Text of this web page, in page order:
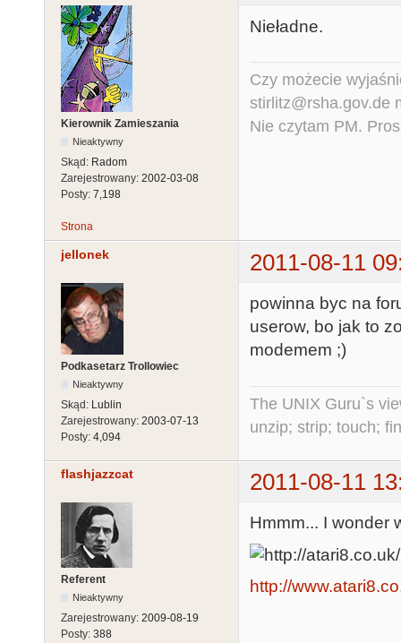
Kierownik Zamieszania
Nieaktywny
Skąd: Radom
Zarejestrowany: 2002-03-08
Posty: 7,198
Nieładne.
Czy możecie
stirlitz@rsha.gov.de
Nie czytam PM.
Strona
jellonek 2011-08-11
Podkasetarz Trollowiec
Nieaktywny
Skąd: Lublin
Zarejestrowany: 2003-07-13
Posty: 4,094
powinna byc na
userow, bo jak to
modemem ;)
The UNIX Guru`s
unzip; strip; touch;
flashjazzcat 2011-08-11
Referent
Nieaktywny
Zarejestrowany: 2009-08-19
Posty: 388
Hmmm... I wonder
http://